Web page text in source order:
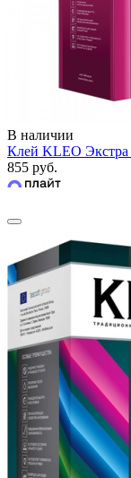
В наличии
Клей KLEO Экстра
855 руб.